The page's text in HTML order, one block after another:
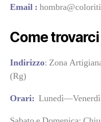
Email :
Come trovarci
Indirizzo: Zona
(Rg)
Orari: